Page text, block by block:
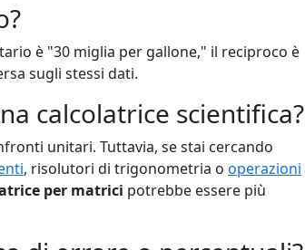
è "30 miglia per gallone," il reciproco è
sugli stessi dati.
calcolatrice scientifica?
unitari. Tuttavia, se stai cercando
, risolutori di trigonometria o operazioni
per matrici potrebbe essere più